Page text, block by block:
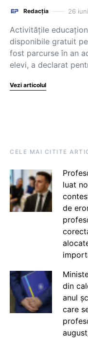
Redacția 26
Activitățile
disponibile gratuit
fost parcurse în an
elevi, a declarat
Vezi articolul
CELE MAI CITITE
luat
de
din
anul
care